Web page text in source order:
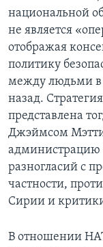
национальной
не является
отображая
политику
между людьми в
назад.
представлена
Джэймсом
администрацию
разногласий с
частности,
Сирии и
В отношении